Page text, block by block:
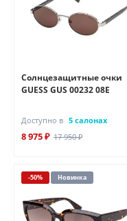
Солнцезащитные очки
GUESS GUS 00232 08E
Доступно в 5 салонах
8 975 ₽ 17 950 ₽
-50% Новинка